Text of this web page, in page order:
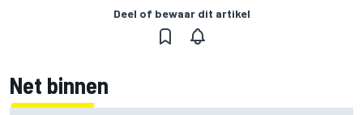
Deel of bewaar dit artikel
Net binnen